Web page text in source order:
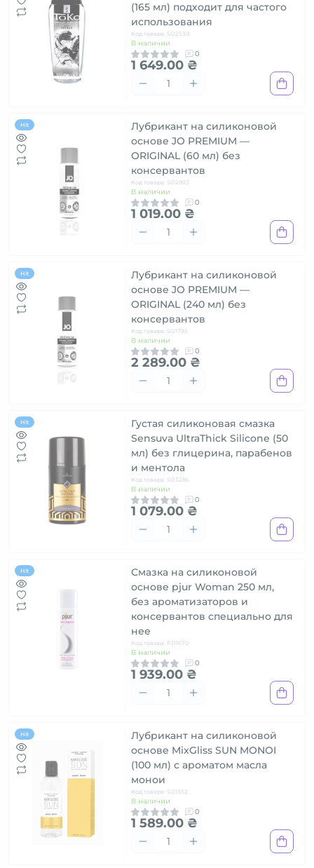
(165 мл) подходит для частого
использования
Код товара: SO2530
В наличии
0
1 649.00 ₴
Hit
Лубрикант на силиконовой
основе JO PREMIUM —
ORIGINAL (60 мл) без
консервантов
Код товара: SO2093
В наличии
0
1 019.00 ₴
Hit
Лубрикант на силиконовой
основе JO PREMIUM —
ORIGINAL (240 мл) без
консервантов
Код товара: SO1795
В наличии
0
2 289.00 ₴
Hit
Густая силиконовая смазка
Sensuva UltraThick Silicone (50
мл) без глицерина, парабенов
и ментола
Код товара: SO3286
В наличии
0
1 079.00 ₴
Hit
Смазка на силиконовой
основе pjur Woman 250 мл,
без ароматизаторов и
консервантов специально для
нее
Код товара: PJ11670
В наличии
0
1 939.00 ₴
Hit
Лубрикант на силиконовой
основе MixGliss SUN MONOI
(100 мл) с ароматом масла
монои
Код товара: SO1352
В наличии
0
1 589.00 ₴